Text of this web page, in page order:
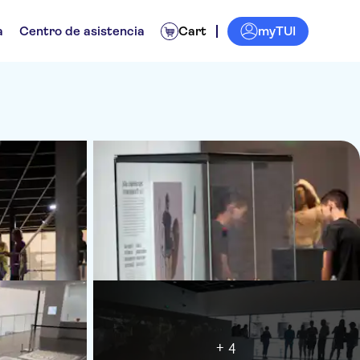
Centro de asistencia Cart myTUI
+ 4